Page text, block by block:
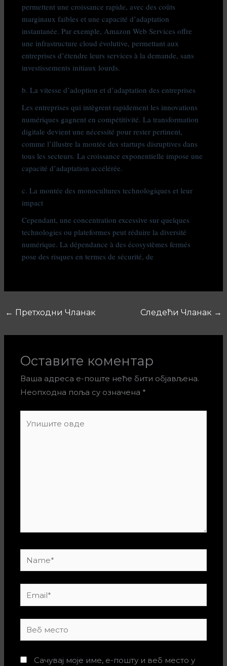
permettent une croissance rapide, avec des coûts
marginaux faibles et une capacité d’adaptation
instantanée. Par exemple, Amazon Web Services offre
une infrastructure cloud évolutive, permettant aux
entreprises d’étendre leurs services à la demande, sans
investissements initiaux lourds.
b. La vitesse d’adoption et d’adaptation des entreprises
Les entreprises qui intègrent rapidement les innovations
numériques gagnent en compétitivité. La transformation
digitale devient une nécessité pour rester pertinent,
comme l’illustre la montée des startups disruptives dans
tous les secteurs. La croissance exponentielle impose une
capacité d’adaptation accélérée.
c. La montée des monocultures technologiques et leur
impact
Cependant, une concentration excessive sur quelques
technologies ou plateformes peut réduire la diversité
numérique. La dépendance à des écosystèmes fermés
pose des risques en termes de sécurité, de
← Претходни Чланак Следећи Чланак →
Оставите коментар
Ваша адреса е-поште неће бити објављена.
Неопходна поља су означена *
Name*
Email*
Веб
место
Сачувај моје име, е-пошту и веб место у